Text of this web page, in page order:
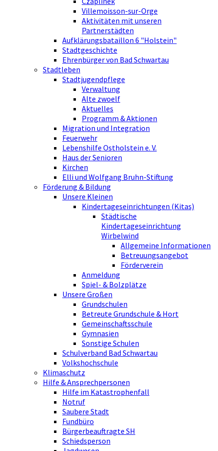
Villemoisson-sur-Orge
Aktivitäten mit unseren
Partnerstädten
Aufklärungsbataillon 6 "Holstein"
Stadtgeschichte
Ehrenbürger von Bad Schwartau
Stadtleben
Stadtjugendpflege
Verwaltung
Alte zwoelf
Aktuelles
Programm & Aktionen
Migration und Integration
Feuerwehr
Lebenshilfe Ostholstein e. V.
Haus der Senioren
Kirchen
Elli und Wolfgang Bruhn-Stiftung
Förderung & Bildung
Unsere Kleinen
Kindertageseinrichtungen (Kitas)
Städtische
Kindertageseinrichtung
Wirbelwind
Allgemeine Informationen
Betreuungsangebot
Förderverein
Anmeldung
Spiel- & Bolzplätze
Unsere Großen
Grundschulen
Betreute Grundschule & Hort
Gemeinschaftsschule
Gymnasien
Sonstige Schulen
Schulverband Bad Schwartau
Volkshochschule
Klimaschutz
Hilfe & Ansprechpersonen
Hilfe im Katastrophenfall
Notruf
Saubere Stadt
Fundbüro
Bürgerbeauftragte SH
Schiedsperson